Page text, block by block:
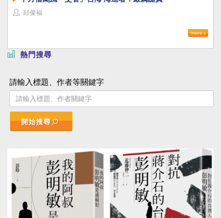
邱俊福
熱門搜尋
請輸入標題、作者等關鍵字
開始搜尋